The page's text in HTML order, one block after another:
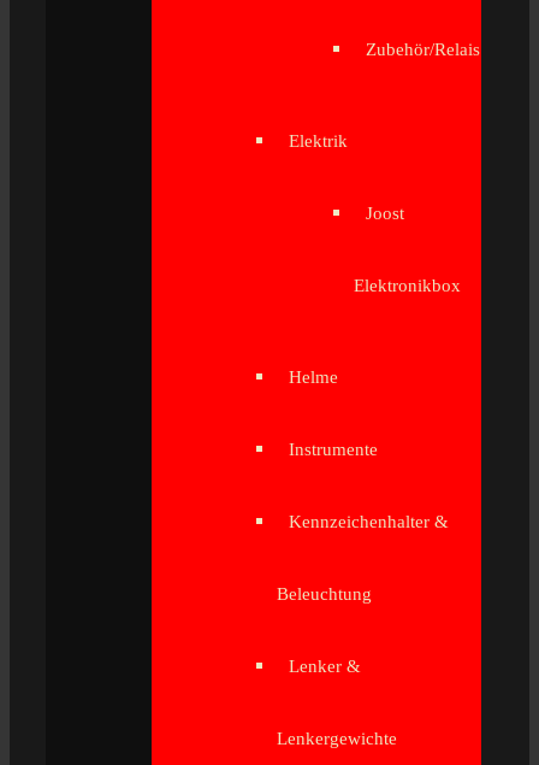
Zubehör/Relais
Elektrik
Joost
Elektronikbox
Helme
Instrumente
Kennzeichenhalter &
Beleuchtung
Lenker &
Lenkergewichte